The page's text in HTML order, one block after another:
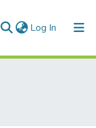
Log In (current)